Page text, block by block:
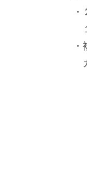
・２
１～
・複
カー